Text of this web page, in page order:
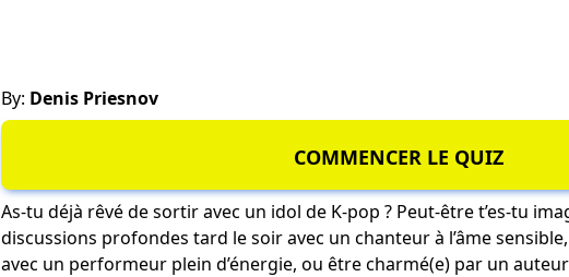
By: Denis Priesnov
COMMENCER LE QUIZ
As-tu déjà rêvé de sortir avec un idol de K-pop ? Peut-être t’es-tu
discussions profondes tard le soir avec un chanteur à l’âme
avec un performeur plein d’énergie, ou être charmé(e) par un